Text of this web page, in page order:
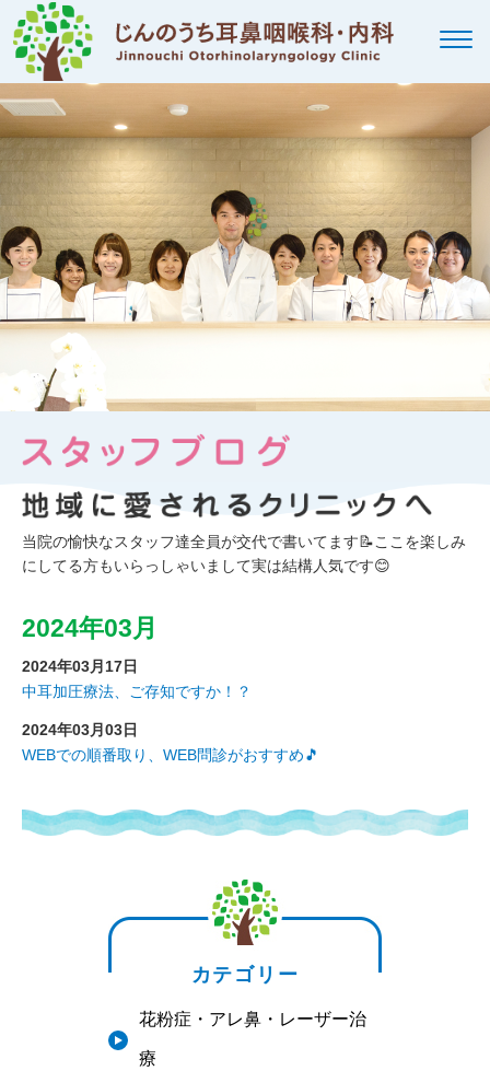
当院の愉快なスタッフ達全員が交代で書いてます📝ここを楽しみ
にしてる方もいらっしゃいまして実は結構人気です😊
2024年03月
2024年03月17日
中耳加圧療法、ご存知ですか！？
2024年03月03日
WEBでの順番取り、WEB問診がおすすめ🎵
カテゴリー
花粉症・アレ鼻・レーザー治
療